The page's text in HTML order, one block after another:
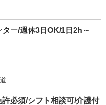
ー/週休3日OK/1日2h～
許必須/シフト相談可/介護付